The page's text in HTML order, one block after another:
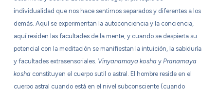
individualidad que nos hace sentirnos separados y diferentes a los
demás. Aquí se experimentan la autoconciencia y la conciencia,
aquí residen las facultades de la mente, y cuando se despierta su
potencial con la meditación se manifiestan la intuición, la sabiduría
y facultades extrasensoriales. Vinyanamaya kosha yPranamaya
kosha constituyen el cuerpo sutil o astral. El hombre reside en el
cuerpo astral cuando está en el nivel subconsciente (cuando